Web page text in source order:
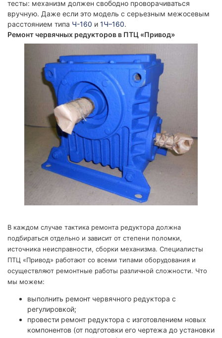
тесты: механизм должен свободно проворачиваться
вручную. Даже если это модель с серьезным межосевым
расстоянием типа Ч-160 и 1Ч–160.
Ремонт червячных редукторов в ПТЦ «Привод»
В каждом случае тактика ремонта редуктора должна
подбираться отдельно и зависит от степени поломки,
источника неисправности, сборки механизма. Специалисты
ПТЦ «Привод» работают со всеми типами оборудования и
осуществляют ремонтные работы различной сложности. Что
мы можем:
выполнить ремонт червячного редуктора с
регулировкой;
провести ремонт редуктора с изготовлением новых
компонентов (от подготовки его чертежа до установки